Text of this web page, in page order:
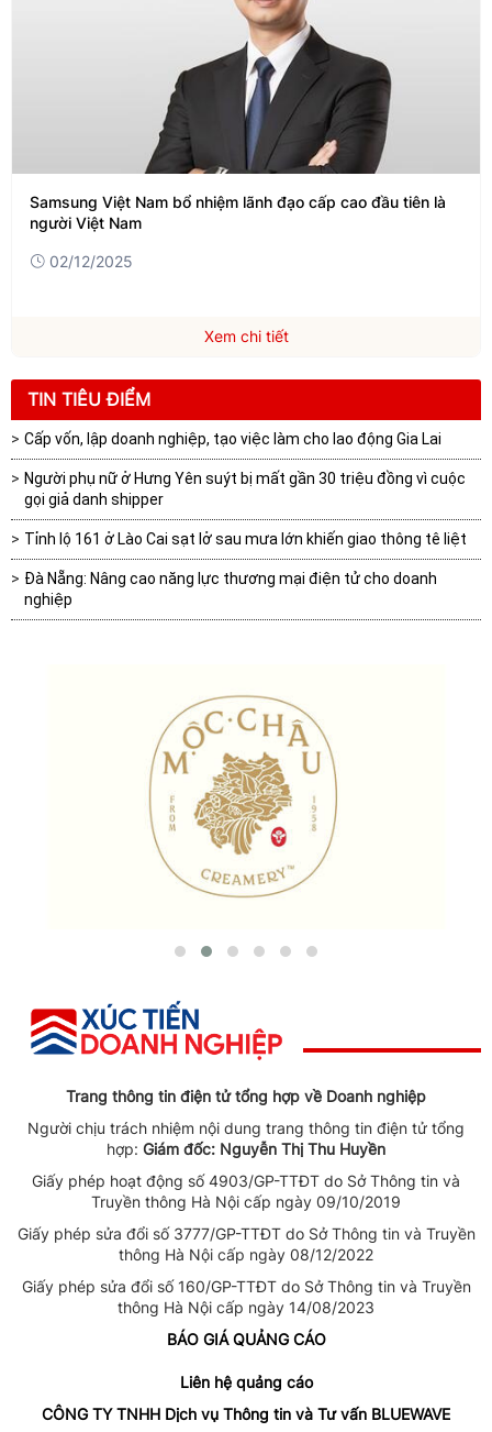
Viettel lần đầu có đại diện trong Top 100 phụ nữ quyền lực
nhất châu Á do Fortune bình chọn
13/10/2025
Xem chi tiết
TIN TIÊU ĐIỂM
Cấp vốn, lập doanh nghiệp, tạo việc làm cho lao động Gia Lai
Người phụ nữ ở Hưng Yên suýt bị mất gần 30 triệu đồng vì cuộc
gọi giả danh shipper
Tỉnh lộ 161 ở Lào Cai sạt lở sau mưa lớn khiến giao thông tê liệt
Đà Nẵng: Nâng cao năng lực thương mại điện tử cho doanh
nghiệp
Trang thông tin điện tử tổng hợp về Doanh nghiệp
Người chịu trách nhiệm nội dung trang thông tin điện tử tổng
hợp: Giám đốc: Nguyễn Thị Thu Huyền
Giấy phép hoạt động số 4903/GP-TTĐT do Sở Thông tin và
Truyền thông Hà Nội cấp ngày 09/10/2019
Giấy phép sửa đổi số 3777/GP-TTĐT do Sở Thông tin và Truyền
thông Hà Nội cấp ngày 08/12/2022
Giấy phép sửa đổi số 160/GP-TTĐT do Sở Thông tin và Truyền
thông Hà Nội cấp ngày 14/08/2023
BÁO GIÁ QUẢNG CÁO
Liên hệ quảng cáo
CÔNG TY TNHH Dịch vụ Thông tin và Tư vấn BLUEWAVE